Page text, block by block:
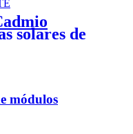
solares de
módulos